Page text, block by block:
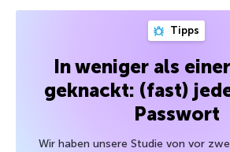
Tipps
In weniger als
geknackt: (fast)
Passwort
Wir haben unsere Studie von vor